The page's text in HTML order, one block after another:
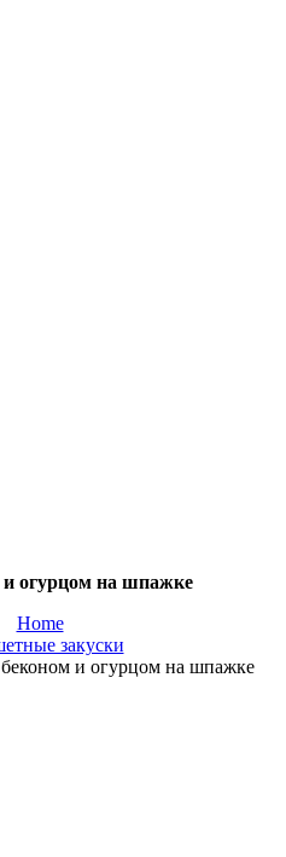
и огурцом на шпажке
Home
закуски
и огурцом на шпажке